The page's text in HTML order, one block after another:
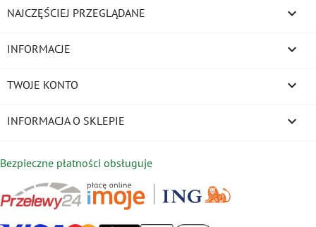
NAJCZĘŚCIEJ PRZEGLĄDANE 
INFORMACJE 
TWOJE KONTO 
INFORMACJA O SKLEPIE keyboard_arrow_down
Bezpieczne płatności obsługuje